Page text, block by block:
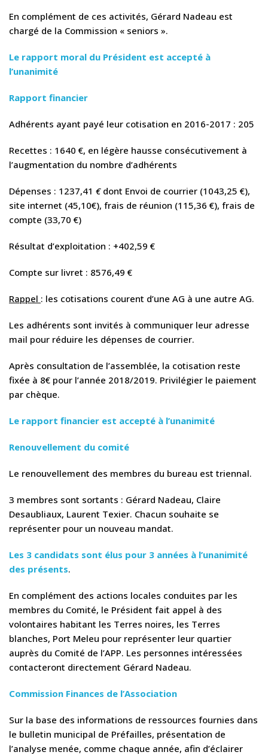
En complément de ces activités, Gérard Nadeau est
chargé de la Commission « seniors ».
Le rapport moral du Président est accepté à
l’unanimité
Rapport financier
Adhérents ayant payé leur cotisation en 2016-2017 : 205
Recettes : 1640 €, en légère hausse consécutivement à
l’augmentation du nombre d’adhérents
Dépenses : 1237,41 €dont Envoi de courrier (1043,25 €),
site internet (45,10€), frais de réunion (115,36 €), frais de
compte (33,70 €)
Résultat d’exploitation : +402,59 €
Compte sur livret : 8576,49 €
Rappel : les cotisations courent d’une AG à une autre AG.
Les adhérents sont invités à communiquer leur adresse
mail pour réduire les dépenses de courrier.
Après consultation de l’assemblée, la cotisation reste
fixée à 8€ pour l’année 2018/2019. Privilégier le paiement
par chèque.
Le rapport financier est accepté à l’unanimité
Renouvellement du comité
Le renouvellement des membres du bureau est triennal.
3 membres sont sortants : Gérard Nadeau, Claire
Desaubliaux, Laurent Texier. Chacun souhaite se
représenter pour un nouveau mandat.
Les 3 candidats sont élus pour 3 années à l’unanimité
des présents.
En complément des actions locales conduites par les
membres du Comité, le Président fait appel à des
volontaires habitant les Terres noires, les Terres
blanches, Port Meleu pour représenter leur quartier
auprès du Comité de l’APP. Les personnes intéressées
contacteront directement Gérard Nadeau.
Commission Finances de l’Association
Sur la base des informations de ressources fournies dans
le bulletin municipal de Préfailles, présentation de
l’analyse menée, comme chaque année, afin d’éclairer